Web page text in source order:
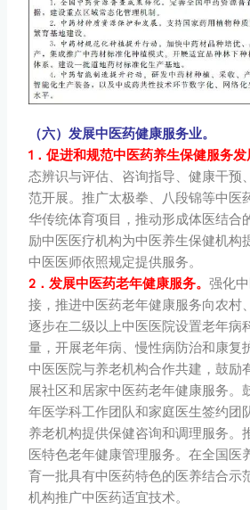
（六）发展中医药健康服务业。
1．促进和规范中医药养生保健服务
态辨识与评估、咨询指导、健康干预
范开展。推广太极拳、八段锦等中医
华传统体育项目，推动形成体医结合
励中医医疗机构为中医养生保健机构
中医医师依照规定提供服务。
2．发展中医药老年健康服务。强化
接，推进中医药老年健康服务向农村
逐步在二级以上中医医院设置老年病
量，开展老年病、慢性病防治和康复
中医医院与养老机构合作共建，鼓励
展社区和居家中医药老年健康服务。
年医学科工作团队和家庭医生签约团
养老机构提供保健咨询和调理服务。
医特色老年健康管理服务。在全国医
育一批具有中医药特色的医养结合示
机构推广中医药适宜技术。